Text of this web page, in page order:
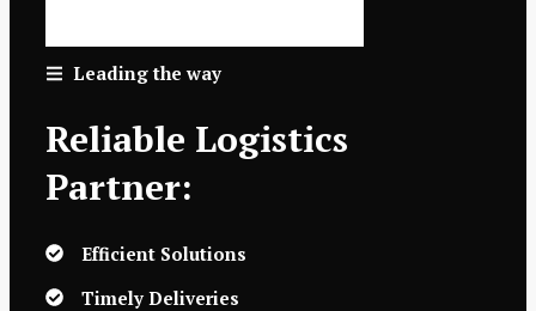
Leading the way
Reliable Logistics
Partner:
Efficient Solutions
Timely Deliveries